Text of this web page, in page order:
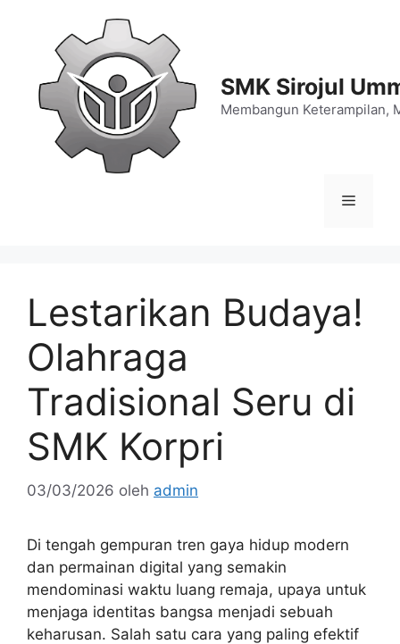
SMK Sirojul
Membangun Keterampilan,
Menu
Lestarikan Budaya!
Olahraga
Tradisional Seru di
SMK Korpri
03/03/2026 oleh admin
Di tengah gempuran tren gaya hidup modern
dan permainan digital yang semakin
mendominasi waktu luang remaja, upaya untuk
menjaga identitas bangsa menjadi sebuah
keharusan. Salah satu cara yang paling efektif